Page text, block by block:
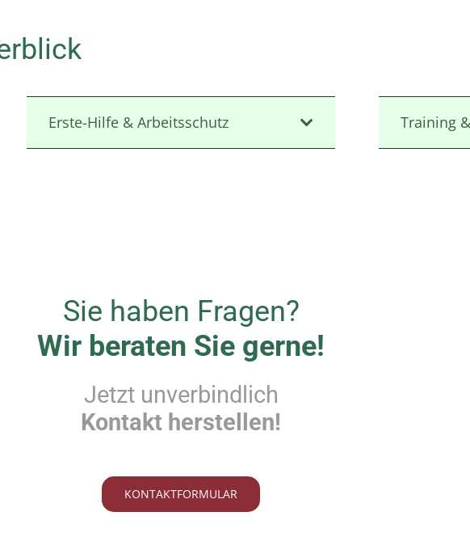
eine ermüdungsfreie Anwendung auch über längere
alle Komponenten, was in Notfallsituationen entscheidend sein
Gebrauch
3 erfüllt alle relevanten medizinischen Standards und Normen. Er
in verschiedenen Einsatzszenarien zu gewährleisten. Die
Erste-Hilfe & Arbeitsschutz Training
Sie haben Fragen?
Wir beraten Sie gerne!
Jetzt unverbindlich
Kontakt herstellen!
KONTAKTFORMULAR